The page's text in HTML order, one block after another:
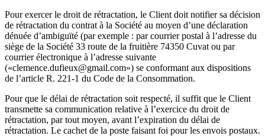
Pour exercer le droit de rétractation, le Client doit notifier sa décision
de rétractation du contrat à la Société au moyen d’une déclaration
dénuée d’ambiguïté (par exemple : par courrier postal à l’adresse du
siège de la Société 33 route de la fruitière 74350 Cuvat ou par
courrier électronique à l’adresse suivante
(«clemence.dufieux@gmail.com») se conformant aux dispositions
de l’article R. 221-1 du Code de la Consommation.
Pour que le délai de rétractation soit respecté, il suffit que le Client
transmette sa communication relative à l’exercice du droit de
rétractation, par tout moyen, avant l’expiration du délai de
rétractation. Le cachet de la poste faisant foi pour les envois postaux.